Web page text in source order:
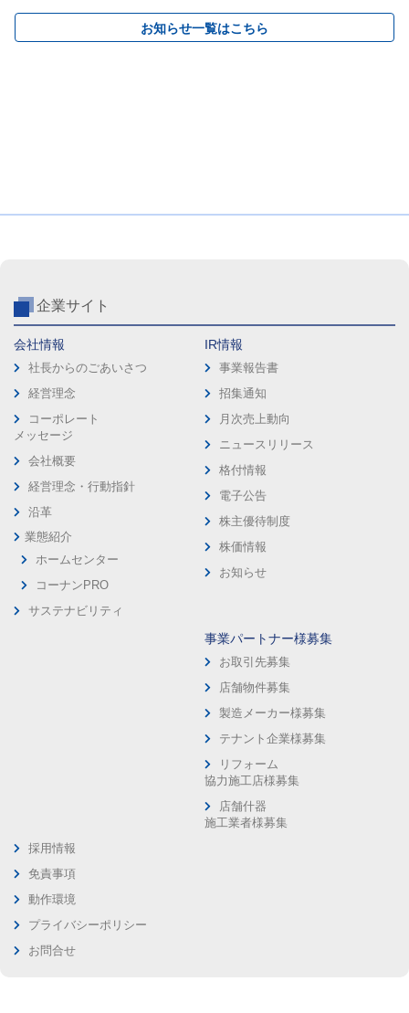
お知らせ一覧はこちら
企業サイト
会社情報
社長からのごあいさつ
経営理念
コーポレート
メッセージ
会社概要
経営理念・行動指針
沿革
業態紹介
ホームセンター
コーナンPRO
サステナビリティ
IR情報
事業報告書
招集通知
月次売上動向
ニュースリリース
格付情報
電子公告
株主優待制度
株価情報
お知らせ
事業パートナー様募集
お取引先募集
店舗物件募集
製造メーカー様募集
テナント企業様募集
リフォーム
協力施工店様募集
店舗什器
施工業者様募集
採用情報
免責事項
動作環境
プライバシーポリシー
お問合せ